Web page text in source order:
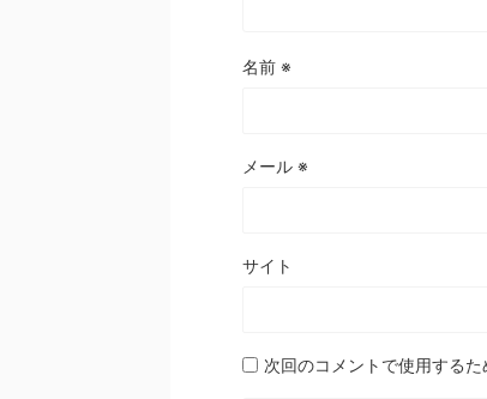
名前 ※
メール ※
サイト
次回のコメントで使用する